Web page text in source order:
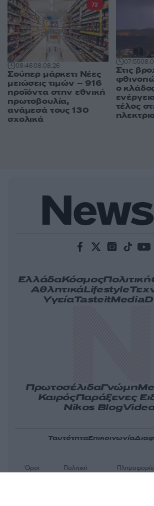
08:4608.08.26
Σούπερ μάρκετ: Νέες
μειώσεις τιμών – 916
προϊόντα στην εθνική
πρωτοβουλία,
ανάμεσά τους 130
σχολικά
72
07:55
Στις
ο
τέλος
ΕλλάδαΚόσμοςΠολιτική
ΑθλητικάLifestyle
ΥγείαTasteitMedia
ΠρωτοσέλιδαΓνώμη
ΚαιρόςΠαράξενες
Nikos Blog
ΤαυτότηταΕπικοινωνία
Όροι
Πολιτική